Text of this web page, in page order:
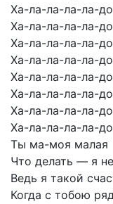
Ха-ла-ла-ла-ла-
Ха-ла-ла-ла-ла-
Ха-ла-ла-ла-ла-
Ха-ла-ла-ла-ла-
Ха-ла-ла-ла-ла-
Ха-ла-ла-ла-ла-
Ха-ла-ла-ла-ла-
Ха-ла-ла-ла-ла-
Ты ма-моя малая
Что делать — я не
Ведь я такой
Когда с тобою